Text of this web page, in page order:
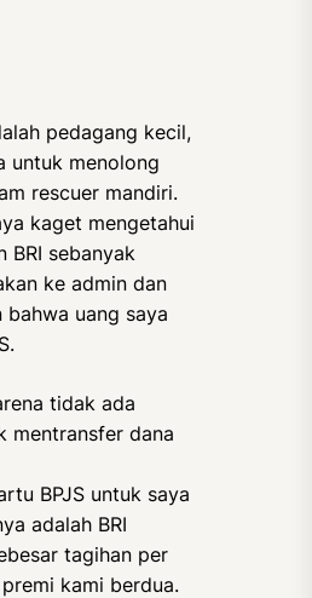
pedagang kecil,
untuk menolong
rescuer mandiri.
kaget mengetahui
BRI sebanyak
ke admin dan
bahwa uang saya
tidak ada
mentransfer dana
BPJS untuk saya
adalah BRI
tagihan per
kami berdua.